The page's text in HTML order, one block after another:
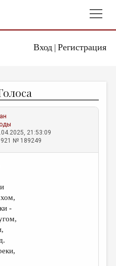
Вход| Регистрация
21:53:09
921 № 189249
-